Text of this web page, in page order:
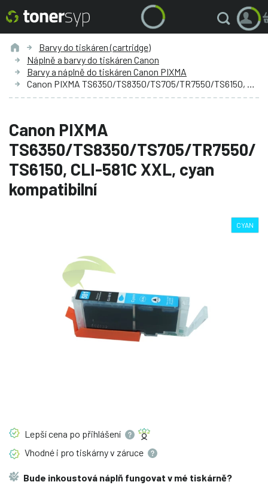
Barvy do tiskáren (cartridge)
Náplně a barvy do tiskáren Canon
Barvy a náplně do tiskáren Canon PIXMA
Canon PIXMA TS6350/TS8350/TS705/TR7550/TS6150, CLI-581C XXL, cyan kompatibilní
Canon PIXMA
TS6350/TS8350/TS705/TR7550/
TS6150, CLI-581C XXL, cyan
kompatibilní
CYAN
Lepší cena po přihlášení
Vhodné i pro tiskárny v záruce
Bude inkoustová náplň fungovat v mé tiskárně?